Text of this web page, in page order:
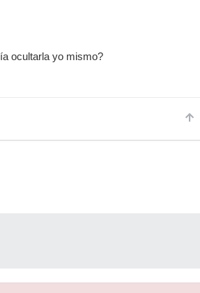
ocultarla yo mismo?